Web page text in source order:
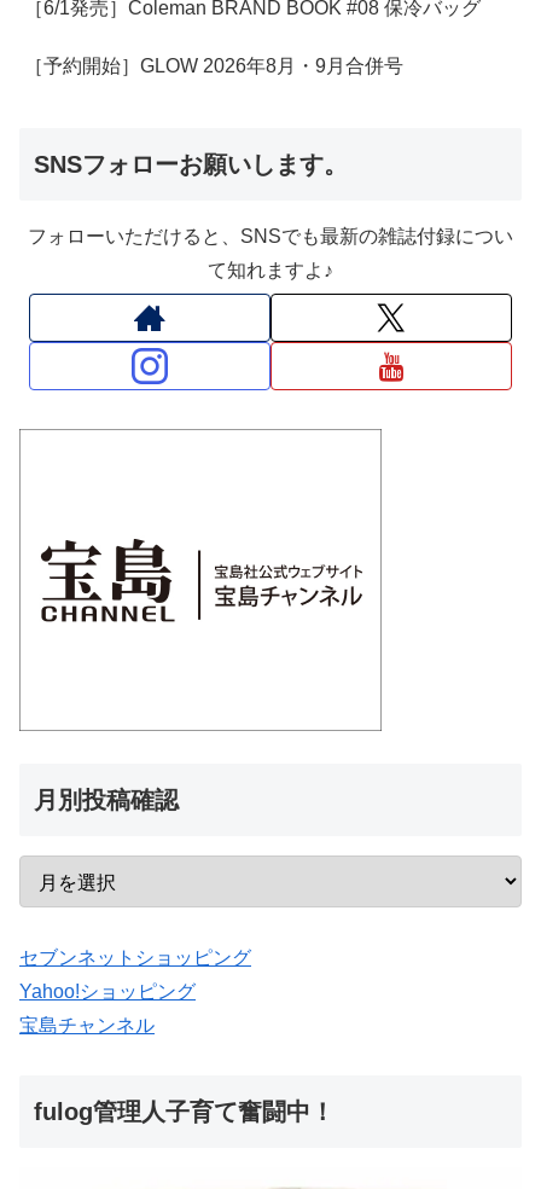
［6/1発売］Coleman BRAND BOOK #08 保冷バッグ
［予約開始］GLOW 2026年8月・9月合併号
SNSフォローお願いします。
フォローいただけると、SNSでも最新の雑誌付録につい
て知れますよ♪
月別投稿確認
セブンネットショッピング
Yahoo!ショッピング
宝島チャンネル
fulog管理人子育て奮闘中！